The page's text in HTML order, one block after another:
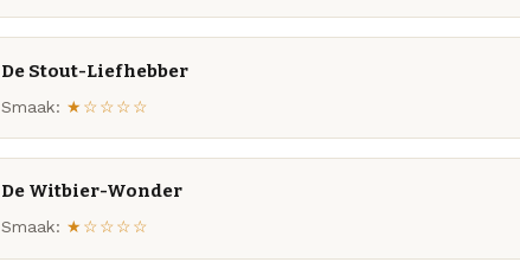
De Stout-Liefhebber
Smaak: ★☆☆☆☆
De Witbier-Wonder
Smaak: ★☆☆☆☆